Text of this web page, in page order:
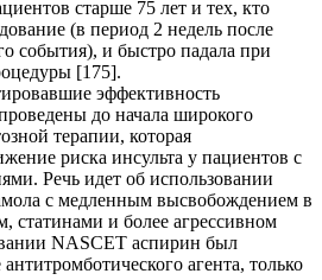
старше 75 лет и тех, кто
(в период 2 недель после
события), и быстро падала при
[175].
эффективность
до начала широкого
терапии, которая
риска инсульта у пациентов с
Речь идет об использовании
с медленным высвобождением в
статинами и более агрессивном
NASCET aспирин был
агента, только